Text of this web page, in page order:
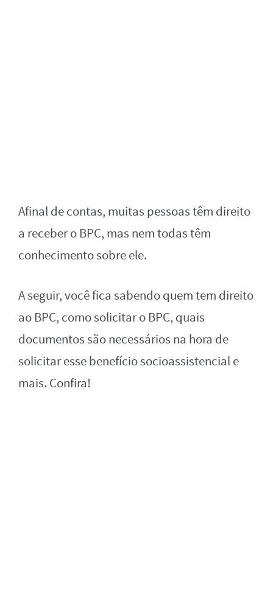
Afinal de contas, muitas pessoas têm direito
a receber o BPC, mas nem todas têm
conhecimento sobre ele.
A seguir, você fica sabendo quem tem direito
ao BPC, como solicitar o BPC, quais
documentos são necessários na hora de
solicitar esse benefício socioassistencial e
mais. Confira!